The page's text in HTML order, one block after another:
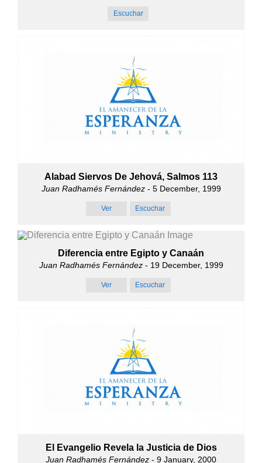
Escuchar
Alabad Siervos De Jehová, Salmos 113
Juan Radhamés Fernández- 5 December, 1999
Ver Escuchar
Diferencia entre Egipto y Canaán
Juan Radhamés Fernández- 19 December, 1999
Ver Escuchar
El Evangelio Revela la Justicia de Dios
Juan Radhamés Fernández - 9 January, 2000